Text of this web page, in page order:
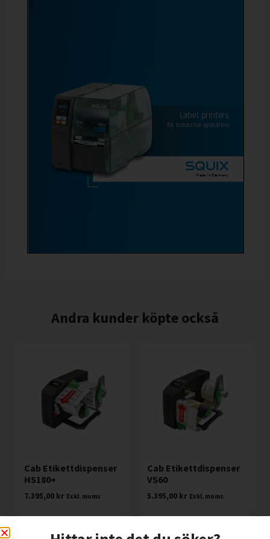
Andra kunder köpte också
Cab Etikettdispenser
HS180+
7.395,00 kr Exkl. moms
Cab Etikettdispenser
VS60
5.395,00 kr Exkl. moms